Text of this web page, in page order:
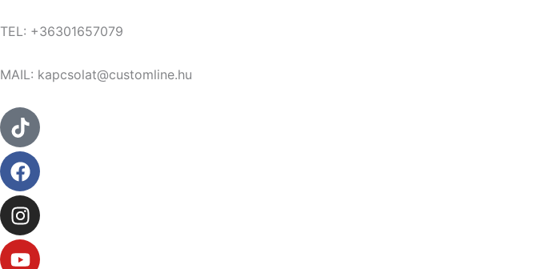
TEL: +36301657079
MAIL: kapcsolat@customline.hu
Tiktok
Facebook
Instagram
Youtube